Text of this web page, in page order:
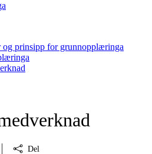
og prinsipp for grunnopplæringa
Del